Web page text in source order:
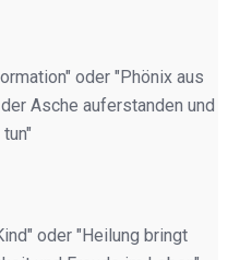
oder "Phönix aus
Asche auferstanden und
oder "Heilung bringt